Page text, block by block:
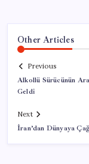
Other Articles
Previous
Alkollü Sürücünün
Geldi
Next
İran’dan Dünyaya